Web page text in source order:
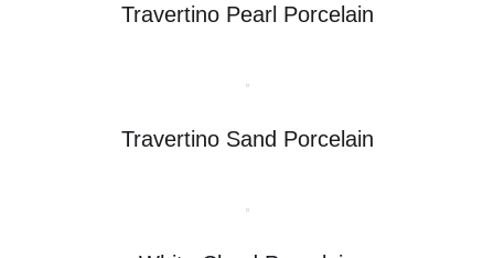
Travertino Pearl Porcelain
Travertino Sand Porcelain